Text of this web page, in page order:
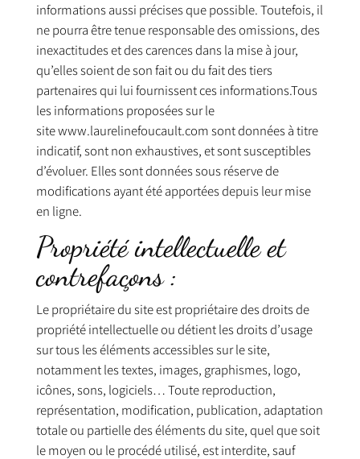
informations aussi précises que possible. Toutefois, il
ne pourra être tenue responsable des omissions, des
inexactitudes et des carences dans la mise à jour,
qu’elles soient de son fait ou du fait des tiers
partenaires qui lui fournissent ces informations.Tous
les informations proposées sur le
sitewww.laurelinefoucault.comsont données à titre
indicatif, sont non exhaustives, et sont susceptibles
d’évoluer. Elles sont données sous réserve de
modifications ayant été apportées depuis leur mise
en ligne.
Propriété intellectuelle et
contrefaçons :
Le propriétaire du site est propriétaire des droits de
propriété intellectuelle ou détient les droits d’usage
sur tous les éléments accessibles sur le site,
notamment les textes, images, graphismes, logo,
icônes, sons, logiciels… Toute reproduction,
représentation, modification, publication, adaptation
totale ou partielle des éléments du site, quel que soit
le moyen ou le procédé utilisé, est interdite, sauf